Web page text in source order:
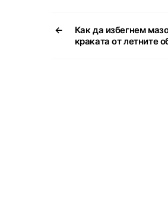
←
Как да избегнем
краката от летните